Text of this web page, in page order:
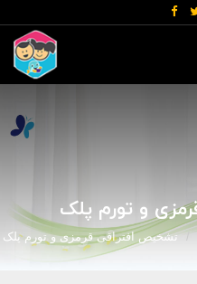
و تورم پلک
تشخیص افتراقی قرمزی و تورم پلک